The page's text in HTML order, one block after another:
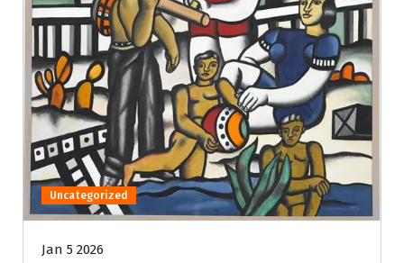
Uncategorized
Jan 5 2026